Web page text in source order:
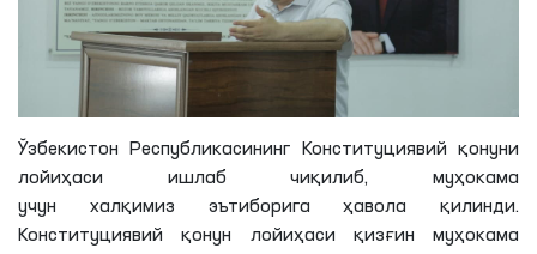
Ўзбекистон Республикасининг Конституциявий қонуни
лойиҳаси ишлаб чиқилиб, муҳокама
учун халқимиз эътиборига ҳавола қилинди.
Конституциявий қонун лойиҳаси қизғин муҳокама